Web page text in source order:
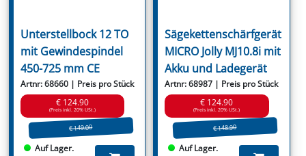
Unterstellbock 12 TO
mit Gewindespindel
450-725 mm CE
Artnr: 68660 | Preis pro Stück
€ 124.90
(Preis inkl. 20% USt.)
€ 149.00
Auf Lager.
Sägekettenschärfgerät
MICRO Jolly MJ10.8i mit
Akku und Ladegerät
Artnr: 68987 | Preis pro Stück
€ 124.90
(Preis inkl. 20% USt.)
€ 148.90
Auf Lager.